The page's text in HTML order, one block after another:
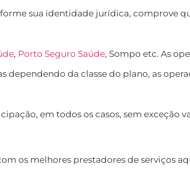
sua identidade jurídica,
, Porto Seguro Saúde, Sompo etc. As
da classe do plano, as
em todos os casos, sem
os melhores prestadores de